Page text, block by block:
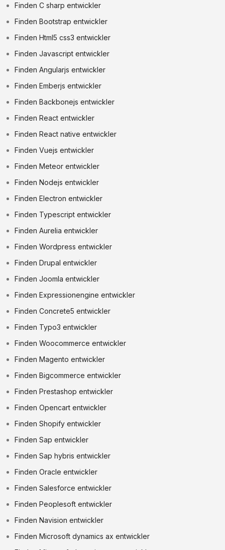
Finden C sharp entwickler
Finden Bootstrap entwickler
Finden Html5 css3 entwickler
Finden Javascript entwickler
Finden Angularjs entwickler
Finden Emberjs entwickler
Finden Backbonejs entwickler
Finden React entwickler
Finden React native entwickler
Finden Vuejs entwickler
Finden Meteor entwickler
Finden Nodejs entwickler
Finden Electron entwickler
Finden Typescript entwickler
Finden Aurelia entwickler
Finden Wordpress entwickler
Finden Drupal entwickler
Finden Joomla entwickler
Finden Expressionengine entwickler
Finden Concrete5 entwickler
Finden Typo3 entwickler
Finden Woocommerce entwickler
Finden Magento entwickler
Finden Bigcommerce entwickler
Finden Prestashop entwickler
Finden Opencart entwickler
Finden Shopify entwickler
Finden Sap entwickler
Finden Sap hybris entwickler
Finden Oracle entwickler
Finden Salesforce entwickler
Finden Peoplesoft entwickler
Finden Navision entwickler
Finden Microsoft dynamics ax entwickler